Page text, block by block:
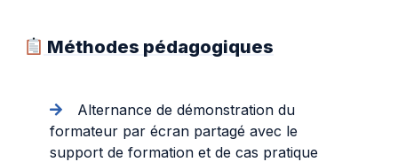
Méthodes pédagogiques
Alternance de démonstration du
formateur par écran partagé avec le
support de formation et de cas pratique